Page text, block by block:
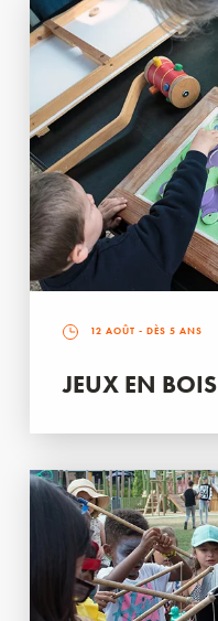
12 AOÛT - DÈS 5 ANS
JEUX EN BOIS